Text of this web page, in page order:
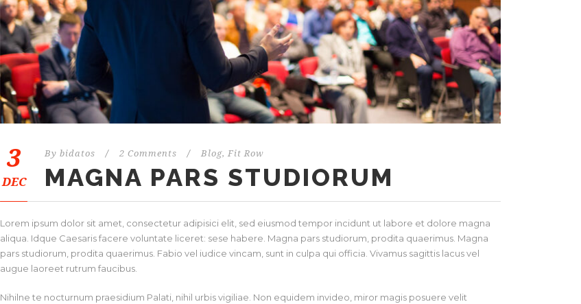
3
DEC
By bidatos / 2 Comments / Blog, Fit Row
MAGNA PARS STUDIORUM
Lorem ipsum dolor sit amet, consectetur adipisici elit, sed eiusmod tempor incidunt ut labore et dolore magna
aliqua. Idque Caesaris facere voluntate liceret: sese habere. Magna pars studiorum, prodita quaerimus. Magna
pars studiorum, prodita quaerimus. Fabio vel iudice vincam, sunt in culpa qui officia. Vivamus sagittis lacus vel
augue laoreet rutrum faucibus.
Nihilne te nocturnum praesidium Palati, nihil urbis vigiliae. Non equidem invideo, miror magis posuere velit